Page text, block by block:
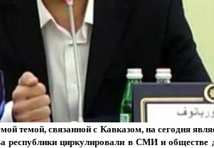
темой, связанной с Кавказом, на сегодня
республики циркулировали в СМИ и